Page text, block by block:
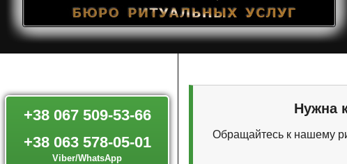
Нужна
Обращайтесь к нашему
+38 067 509-53-66
+38 063 578-05-01
Viber/WhatsApp